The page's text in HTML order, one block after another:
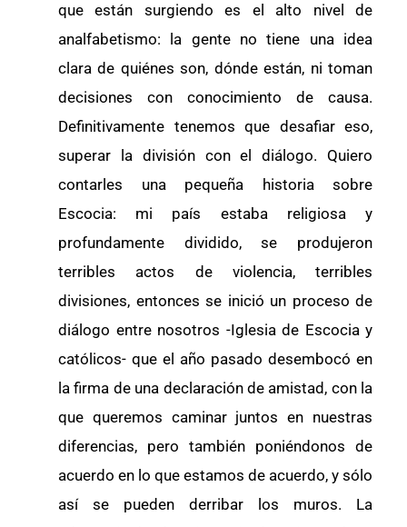
que están surgiendo es el alto nivel de
analfabetismo: la gente no tiene una idea
clara de quiénes son, dónde están, ni toman
decisiones con conocimiento de causa.
Definitivamente tenemos que desafiar eso,
superar la división con el diálogo. Quiero
contarles una pequeña historia sobre
Escocia: mi país estaba religiosa y
profundamente dividido, se produjeron
terribles actos de violencia, terribles
divisiones, entonces se inició un proceso de
diálogo entre nosotros -Iglesia de Escocia y
católicos- que el año pasado desembocó en
la firma de una declaración de amistad, con la
que queremos caminar juntos en nuestras
diferencias, pero también poniéndonos de
acuerdo en lo que estamos de acuerdo, y sólo
así se pueden derribar los muros. La